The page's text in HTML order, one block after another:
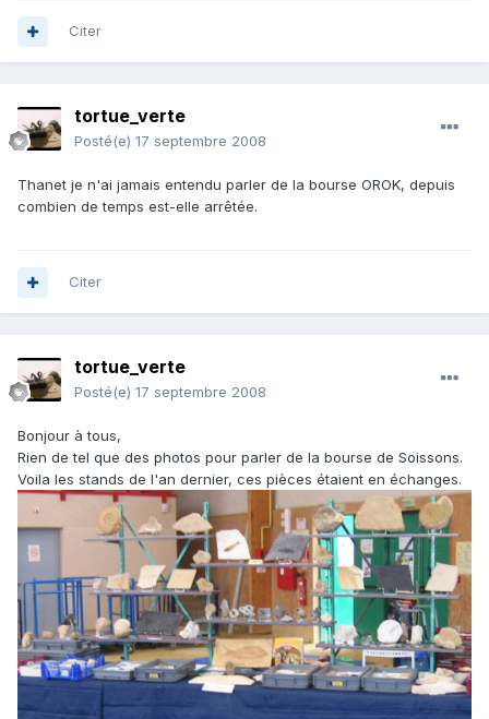
Citer
tortue_verte
Posté(e) 17 septembre 2008
Thanet je n'ai jamais entendu parler de la bourse OROK, depuis
combien de temps est-elle arrêtée.
Citer
tortue_verte
Posté(e) 17 septembre 2008
Bonjour à tous,
Rien de tel que des photos pour parler de la bourse de Soissons.
Voila les stands de l'an dernier, ces pièces étaient en échanges.